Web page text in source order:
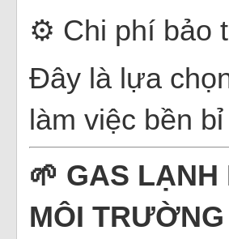
⚙️ Chi phí bảo
Đây là lựa
làm việc bền
🌱 GAS LẠNH
MÔI TRƯỜNG